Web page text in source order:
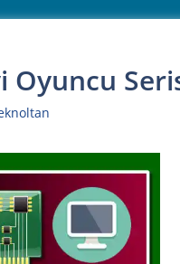
Oyuncu